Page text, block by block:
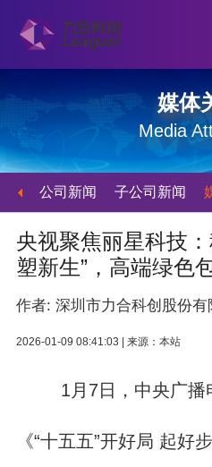
媒体
Media
公司新闻 子公司新闻
央视聚焦丽星科技
塑新生”，高端绿色
作者: 深圳市力合科创股份有
2026-01-09 08:41:03 | 来源：本站
1月7日，中央广播
《“十五五”开好局 起好